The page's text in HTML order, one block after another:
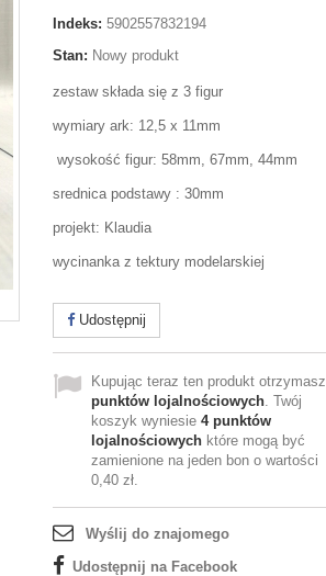
Indeks: 5902557832194
Stan: Nowy produkt
zestaw składa się z 3 figur
wymiary ark: 12,5 x 11mm
wysokość figur: 58mm, 67mm, 44mm
srednica podstawy : 30mm
projekt: Klaudia
wycinanka z tektury modelarskiej
Udostępnij
Kupując teraz ten produkt otrzymasz
punktów lojalnościowych. Twój
koszyk wyniesie 4punktów
lojalnościowych które mogą być
zamienione na jeden bon o wartości
0,40 zł.
Wyślij do znajomego
Udostępnij na Facebook